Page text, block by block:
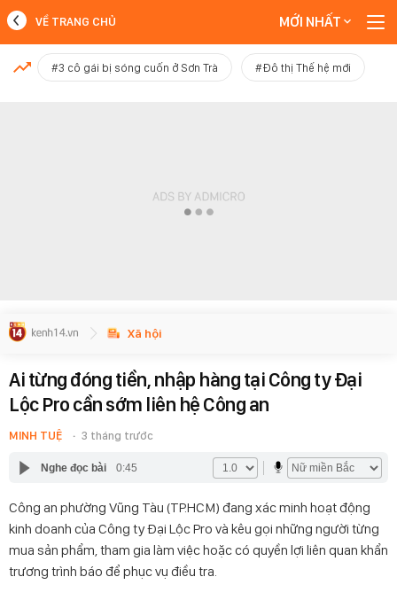
MỚI NHẤT
VỀ TRANG CHỦ MỚI NHẤT
#3 cô gái bị sóng cuốn ở Sơn Trà #Đô thị Thế hệ mới
Xã hội
Ai từng đóng tiền, nhập hàng tại Công ty Đại
Lộc Pro cần sớm liên hệ Công an
MINH TUỆ 3 tháng trước
Nghe đọc bài 0:45
Công an phường Vũng Tàu (TP.HCM) đang xác minh hoạt động
kinh doanh của Công ty Đại Lộc Pro và kêu gọi những người từng
mua sản phẩm, tham gia làm việc hoặc có quyền lợi liên quan khẩn
trương trình báo để phục vụ điều tra.